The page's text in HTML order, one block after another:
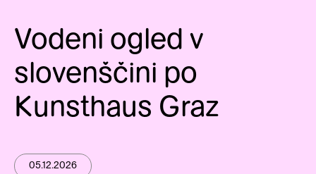
Vodeni ogled v
slovenščini po
Kunsthaus Graz
05.12.2026